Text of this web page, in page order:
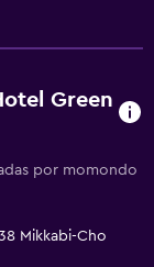
Green
por momondo
Mikkabi-Cho